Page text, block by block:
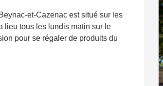
et-Cazenac est situé sur les
lieu tous les lundis matin sur le
pour se régaler de produits du